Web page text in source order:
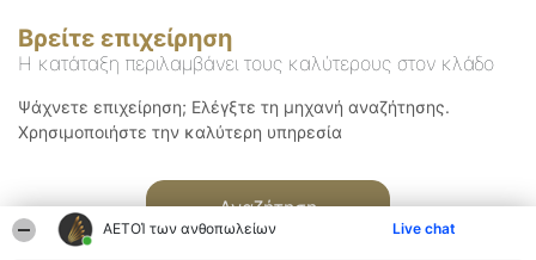
ΑΕΤΟΊ των ανθοπωλείων Live chat
Βρείτε επιχείρηση
Η κατάταξη περιλαμβάνει τους καλύτερους στον κλάδο
Ψάχνετε επιχείρηση; Ελέγξτε τη μηχανή αναζήτησης.
Χρησιμοποιήστε την καλύτερη υπηρεσία
Αναζήτηση